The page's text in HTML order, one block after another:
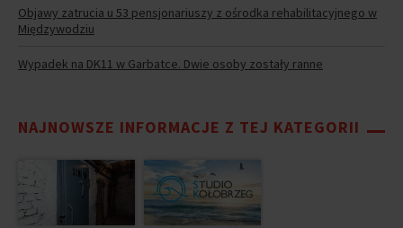
Objawy zatrucia u 53 pensjonariuszy z ośrodka rehabilitacyjnego w
Międzywodziu
Wypadek na DK11 w Garbatce. Dwie osoby zostały ranne
NAJNOWSZE INFORMACJE Z TEJ KATEGORII